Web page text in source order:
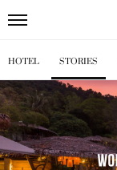
HOTEL STORIES